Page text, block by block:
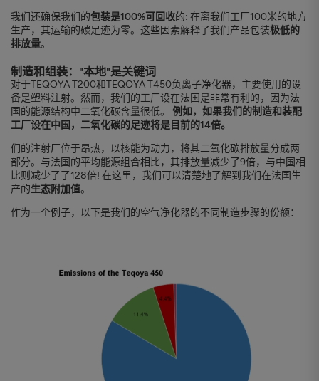
我们还确保我们的包装是100%可回收的: 在离我们工厂100米的地方
生产，其运输的碳足迹为零。这些因素解释了我们产品包装极低的
排放量。
制造和组装："本地"是关键词
对于TEQOYA T200和TEQOYA T450负离子净化器，主要使用的设
备是塑料注射。然而，我们的工厂设在法国是非常有利的，因为法
国的能源结构中二氧化碳含量很低。 例如，如果我们的制造和装配
工厂设在中国，二氧化碳的足迹将是目前的14倍。
们的注射厂位于昂热，以核能为动力，将其二氧化碳排放量分成两
部分。与法国的平均能源组合相比，其排放量减少了9倍，与中国相
比则减少了了128倍! 在这里，我们可以清楚地了解到我们在法国生
产的生态附加值。
作为一个例子，以下是我们的空气净化器的不同制造步骤的份额：